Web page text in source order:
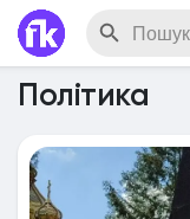
Політика